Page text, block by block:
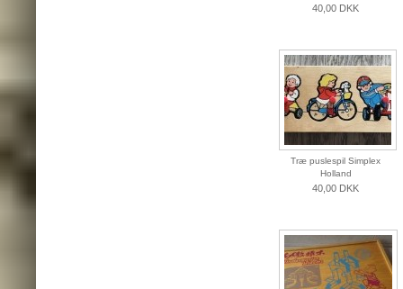
40,00 DKK
Træ puslespil Simplex
Holland
40,00 DKK